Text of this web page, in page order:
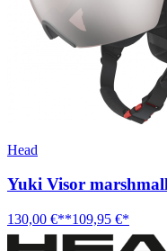
Head
Yuki Visor
130,00 €**109,95 €*